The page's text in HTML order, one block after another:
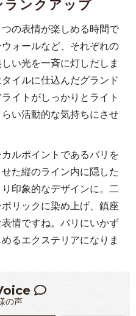
ランクアップ
の表情が楽しめる時間で
ォールなど、それぞれの
い光を一斉に灯しだしま
イルに仕込んだグランド
イトがしっかりとライト
い活動的な気持ちにさせ
ルポイントであるバリを
た縦のライン内に隠した
印象的なデザインに。二
リックに染め上げ、鎮座
情ですね。バリにいかず
るエクステリアになりま
の声